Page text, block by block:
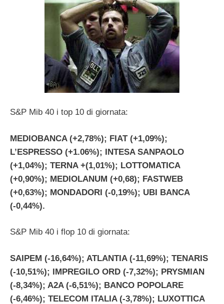
S&P Mib 40 i top 10 di giornata:
MEDIOBANCA (+2,78%); FIAT (+1,09%);
L’ESPRESSO (+1.06%); INTESA SANPAOLO
(+1,04%); TERNA +(1,01%); LOTTOMATICA
(+0,90%); MEDIOLANUM (+0,68); FASTWEB
(+0,63%); MONDADORI (-0,19%); UBI BANCA
(-0,44%).
S&P Mib 40 i flop 10 di giornata:
SAIPEM (-16,64%); ATLANTIA (-11,69%); TENARIS
(-10,51%); IMPREGILO ORD (-7,32%); PRYSMIAN
(-8,34%); A2A (-6,51%); BANCO POPOLARE
(-6,46%); TELECOM ITALIA (-3,78%); LUXOTTICA